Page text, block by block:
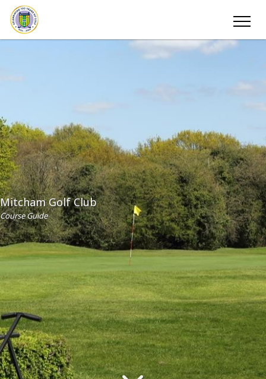
Mitcham Golf Club
Course Guide